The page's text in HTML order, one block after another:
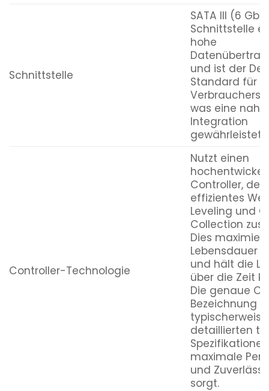
Schnittstelle
SATA III (6
Schnittstelle
hohe
und ist der
Standard für
was eine
Integration
gewährleistet.
Controller-Technologie
Nutzt einen
Controller, der
effizientes
Leveling und
Collection
Dies
Lebensdauer
und hält die
über die Zeit
Die genaue
Bezeichnung
detaillierten
maximale
und
sorgt.